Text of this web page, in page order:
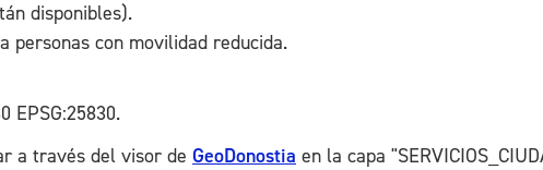
disponibles).
personas con movilidad reducida.
EPSG:25830.
a través del visor de GeoDonostia en la capa